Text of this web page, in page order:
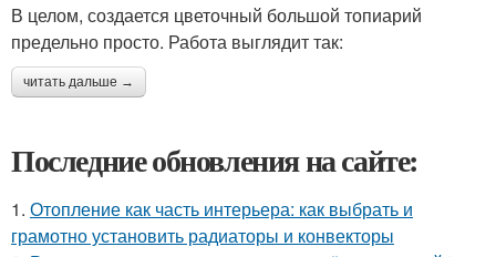
В целом, создается цветочный большой топиарий
предельно просто. Работа выглядит так:
читать дальше →
Последние обновления на сайте:
1. Отопление как часть интерьера: как выбрать и
грамотно установить радиаторы и конвекторы